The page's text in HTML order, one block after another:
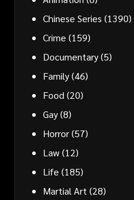
Chinese Series (1390)
Crime (159)
Documentary(5)
Family(46)
Food (20)
Gay(8)
Horror(57)
Law(12)
Life (185)
Martial Art (28)